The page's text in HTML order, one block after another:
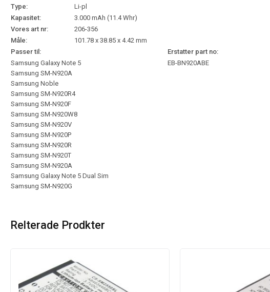
Type:
Li-pl
Kapasitet:
3.000 mAh (11.4 Whr)
Vores art nr:
206-356
Måle:
101.78 x 38.85 x 4.42 mm
Passer til:
Erstatter part no:
Samsung Galaxy Note 5
Samsung SM-N920A
Samsung Noble
Samsung SM-N920R4
Samsung SM-N920F
Samsung SM-N920W8
Samsung SM-N920V
Samsung SM-N920P
Samsung SM-N920R
Samsung SM-N920T
Samsung SM-N920A
Samsung Galaxy Note 5 Dual Sim
Samsung SM-N920G
EB-BN920ABE
Relterade Prodkter